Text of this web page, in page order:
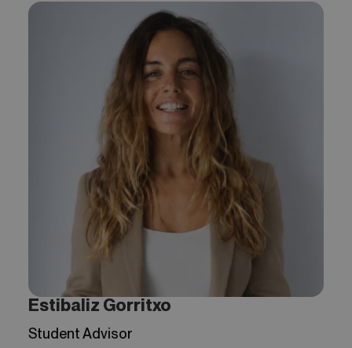
Estibaliz Gorritxo
Student Advisor